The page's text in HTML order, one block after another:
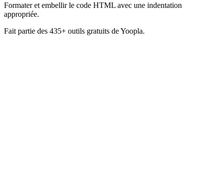
Formater et embellir le code HTML avec une indentation
appropriée.
Fait partie des 435+ outils gratuits de Yoopla.